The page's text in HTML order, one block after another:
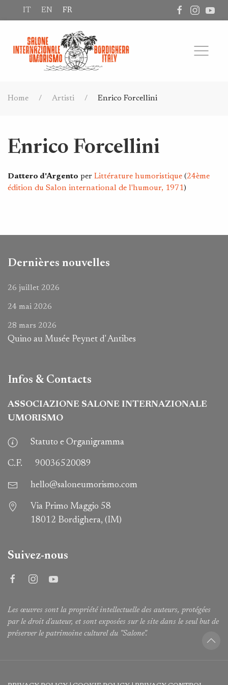
IT EN FR
Home Artisti Enrico Forcellini
Enrico Forcellini
Dattero d'Argento per Littérature humoristique (24ème
édition du Salon international de l'humour, 1971)
Dernières nouvelles
26 juillet 2026
24 mai 2026
28 mars 2026
Quino au Musée Peynet d' Antibes
Infos & Contacts
ASSOCIAZIONE SALONE INTERNAZIONALE
UMORISMO
Statuto e Organigramma
C.F. 90036520089
hello@saloneumorismo.com
Via Primo Maggio 58
18012 Bordighera, (IM)
Suivez-nous
Les œuvres sont la propriété intellectuelle des auteurs, protégées
par le droit d'auteur, et sont exposées sur le site dans le seul but de
préserver le patrimoine culturel du "Salone".